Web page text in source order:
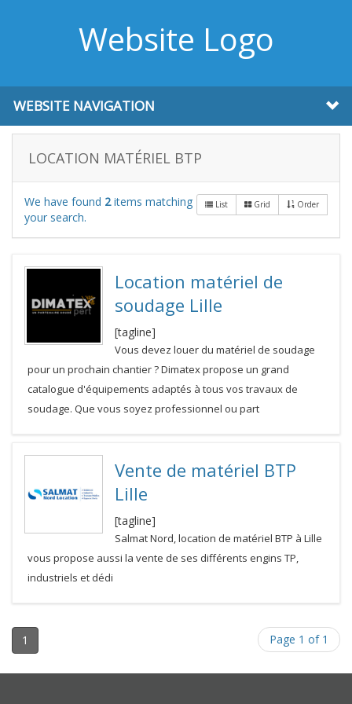
Website Logo
WEBSITE NAVIGATION
LOCATION MATÉRIEL BTP
List Grid Order
We have found 2items matching
your search.
Location matériel de
soudage Lille
[tagline]
Vous devez louer du matériel de soudage
pour un prochain chantier ? Dimatex propose un grand
catalogue d'équipements adaptés à tous vos travaux de
soudage. Que vous soyez professionnel ou part
Vente de matériel BTP
Lille
[tagline]
Salmat Nord, location de matériel BTP à Lille
vous propose aussi la vente de ses différents engins TP,
industriels et dédi
1 Page 1 of 1